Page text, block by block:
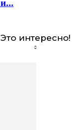
Это интересно!